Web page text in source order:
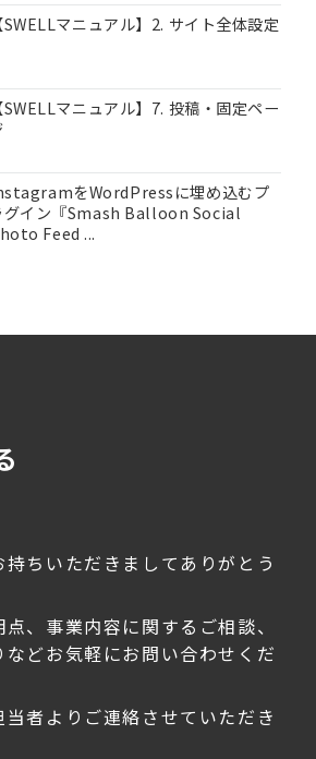
SWELLマニュアル】2. サイト全体設定
SWELLマニュアル】7. 投稿・固定ペー
をWordPressに埋め込むプ
グイン『Smash Balloon Social
Feed ...
ちいただきましてありがとう
、事業内容に関するご相談、
どお気軽にお問い合わせくだ
者よりご連絡させていただき